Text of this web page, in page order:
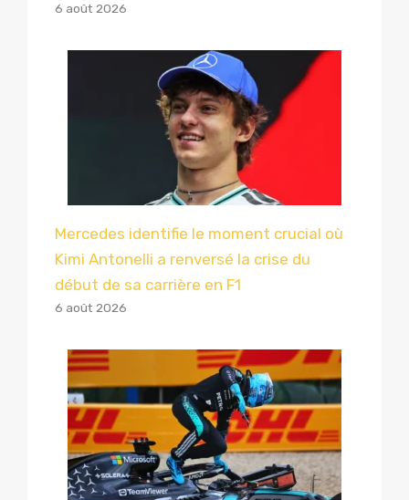
6 août 2026
Mercedes identifie le moment crucial où
Kimi Antonelli a renversé la crise du
début de sa carrière en F1
6 août 2026